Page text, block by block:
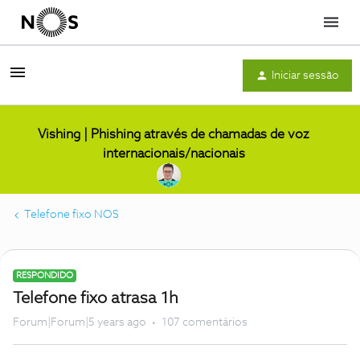
Menu
Iniciar sessão
Vishing | Phishing através de chamadas de voz
internacionais/nacionais
Telefone fixo NOS
RESPONDIDO
Telefone fixo atrasa 1h
Forum|Forum|5 years ago 107 comentários